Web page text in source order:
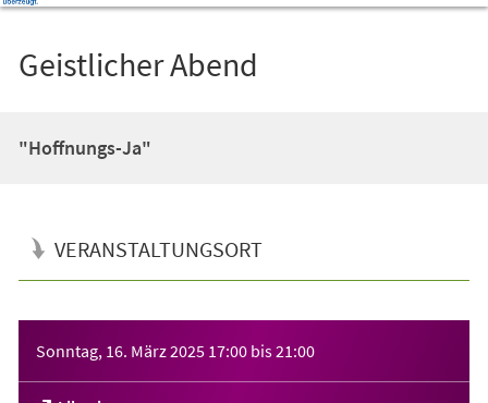
Geistlicher Abend
"Hoffnungs-Ja"
VERANSTALTUNGSORT
Sonntag, 16. März 2025 17:00 bis21:00